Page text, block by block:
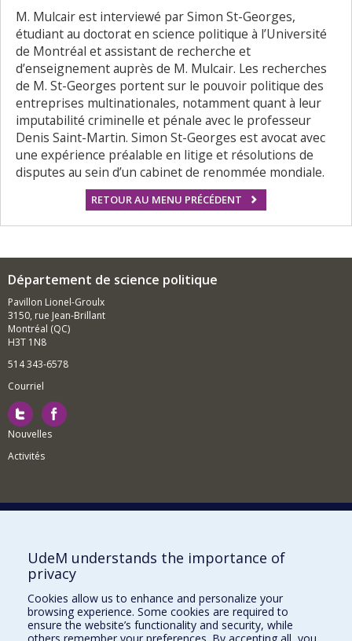
M. Mulcair est interviewé par Simon St-Georges,
étudiant au doctorat en science politique à l’Université
de Montréal et assistant de recherche et
d’enseignement auprès de M. Mulcair. Les recherches
de M. St-Georges portent sur le pouvoir politique des
entreprises multinationales, notamment quant à leur
imputabilité criminelle et pénale avec le professeur
Denis Saint-Martin. Simon St-Georges est avocat avec
une expérience préalable en litige et résolutions de
disputes au sein d’un cabinet de renommée mondiale.
RETOUR AU MENU PRÉCÉDENT
Département de science politique
Pavillon Lionel-Groulx
3150, rue Jean-Brillant
Montréal (QC)
H3T 1N8
514 343-6578
Courriel
Nouvelles
Activités
Comment soutenir le Département?
BESOIN D'AIDE?
Plan du site
Signaler une erreur
UdeM understands the importance of
privacy
Cookies allow us to enhance and personalize your
browsing experience. Some cookies are required to
ensure the website’s functionality and security, while
others remember your preferences. By accepting all, you